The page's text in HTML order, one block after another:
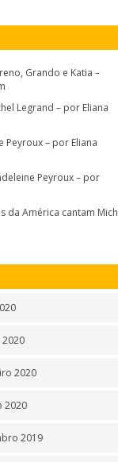
Grando e Katia –
Legrand – por Eliana
Peyroux – por Eliana
Peyroux – por
da América cantam
2020
2020
2019